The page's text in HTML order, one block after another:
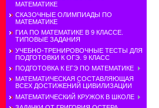
МАТЕМАТИКЕ
СКАЗОЧНЫЕ ОЛИМПИАДЫ ПО
МАТЕМАТИКЕ
ГИА ПО МАТЕМАТИКЕ В 9 КЛАССЕ.
ТИПОВЫЕ ЗАДАНИЯ
УЧЕБНО-ТРЕНИРОВОЧНЫЕ ТЕСТЫ ДЛЯ
ПОДГОТОВКИ К ОГЭ. 9 КЛАСС
ПОДГОТОВКА К ЕГЭ ПО МАТЕМАТИКЕ
МАТЕМАТИЧЕСКАЯ СОСТАВЛЯЮЩАЯ
ВСЕХ ДОСТИЖЕНИЙ ЦИВИЛИЗАЦИИ
МАТЕМАТИЧЕСКИЙ КРУЖОК В ШКОЛЕ